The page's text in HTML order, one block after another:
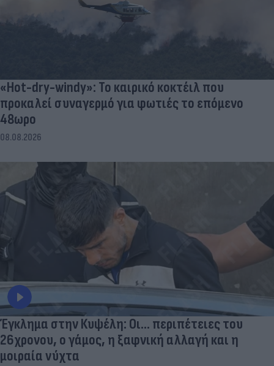
«Hot-dry-windy»: Το καιρικό κοκτέιλ που
προκαλεί συναγερμό για φωτιές το επόμενο
48ωρο
08.08.2026
Έγκλημα στην Κυψέλη: Οι... περιπέτειες του
26χρονου, ο γάμος, η ξαφνική αλλαγή και η
μοιραία νύχτα